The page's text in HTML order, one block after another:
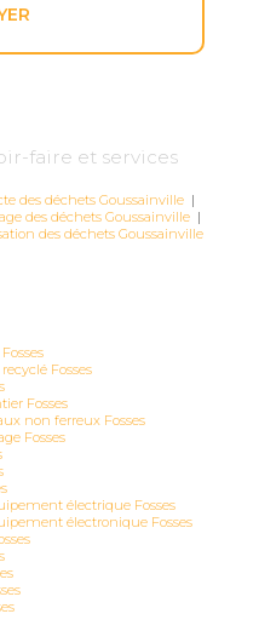
faire et services
des déchets Goussainville |
des déchets Goussainville |
des déchets Goussainville
Fosses
Fosses
non ferreux Fosses
Fosses
électrique Fosses
électronique Fosses